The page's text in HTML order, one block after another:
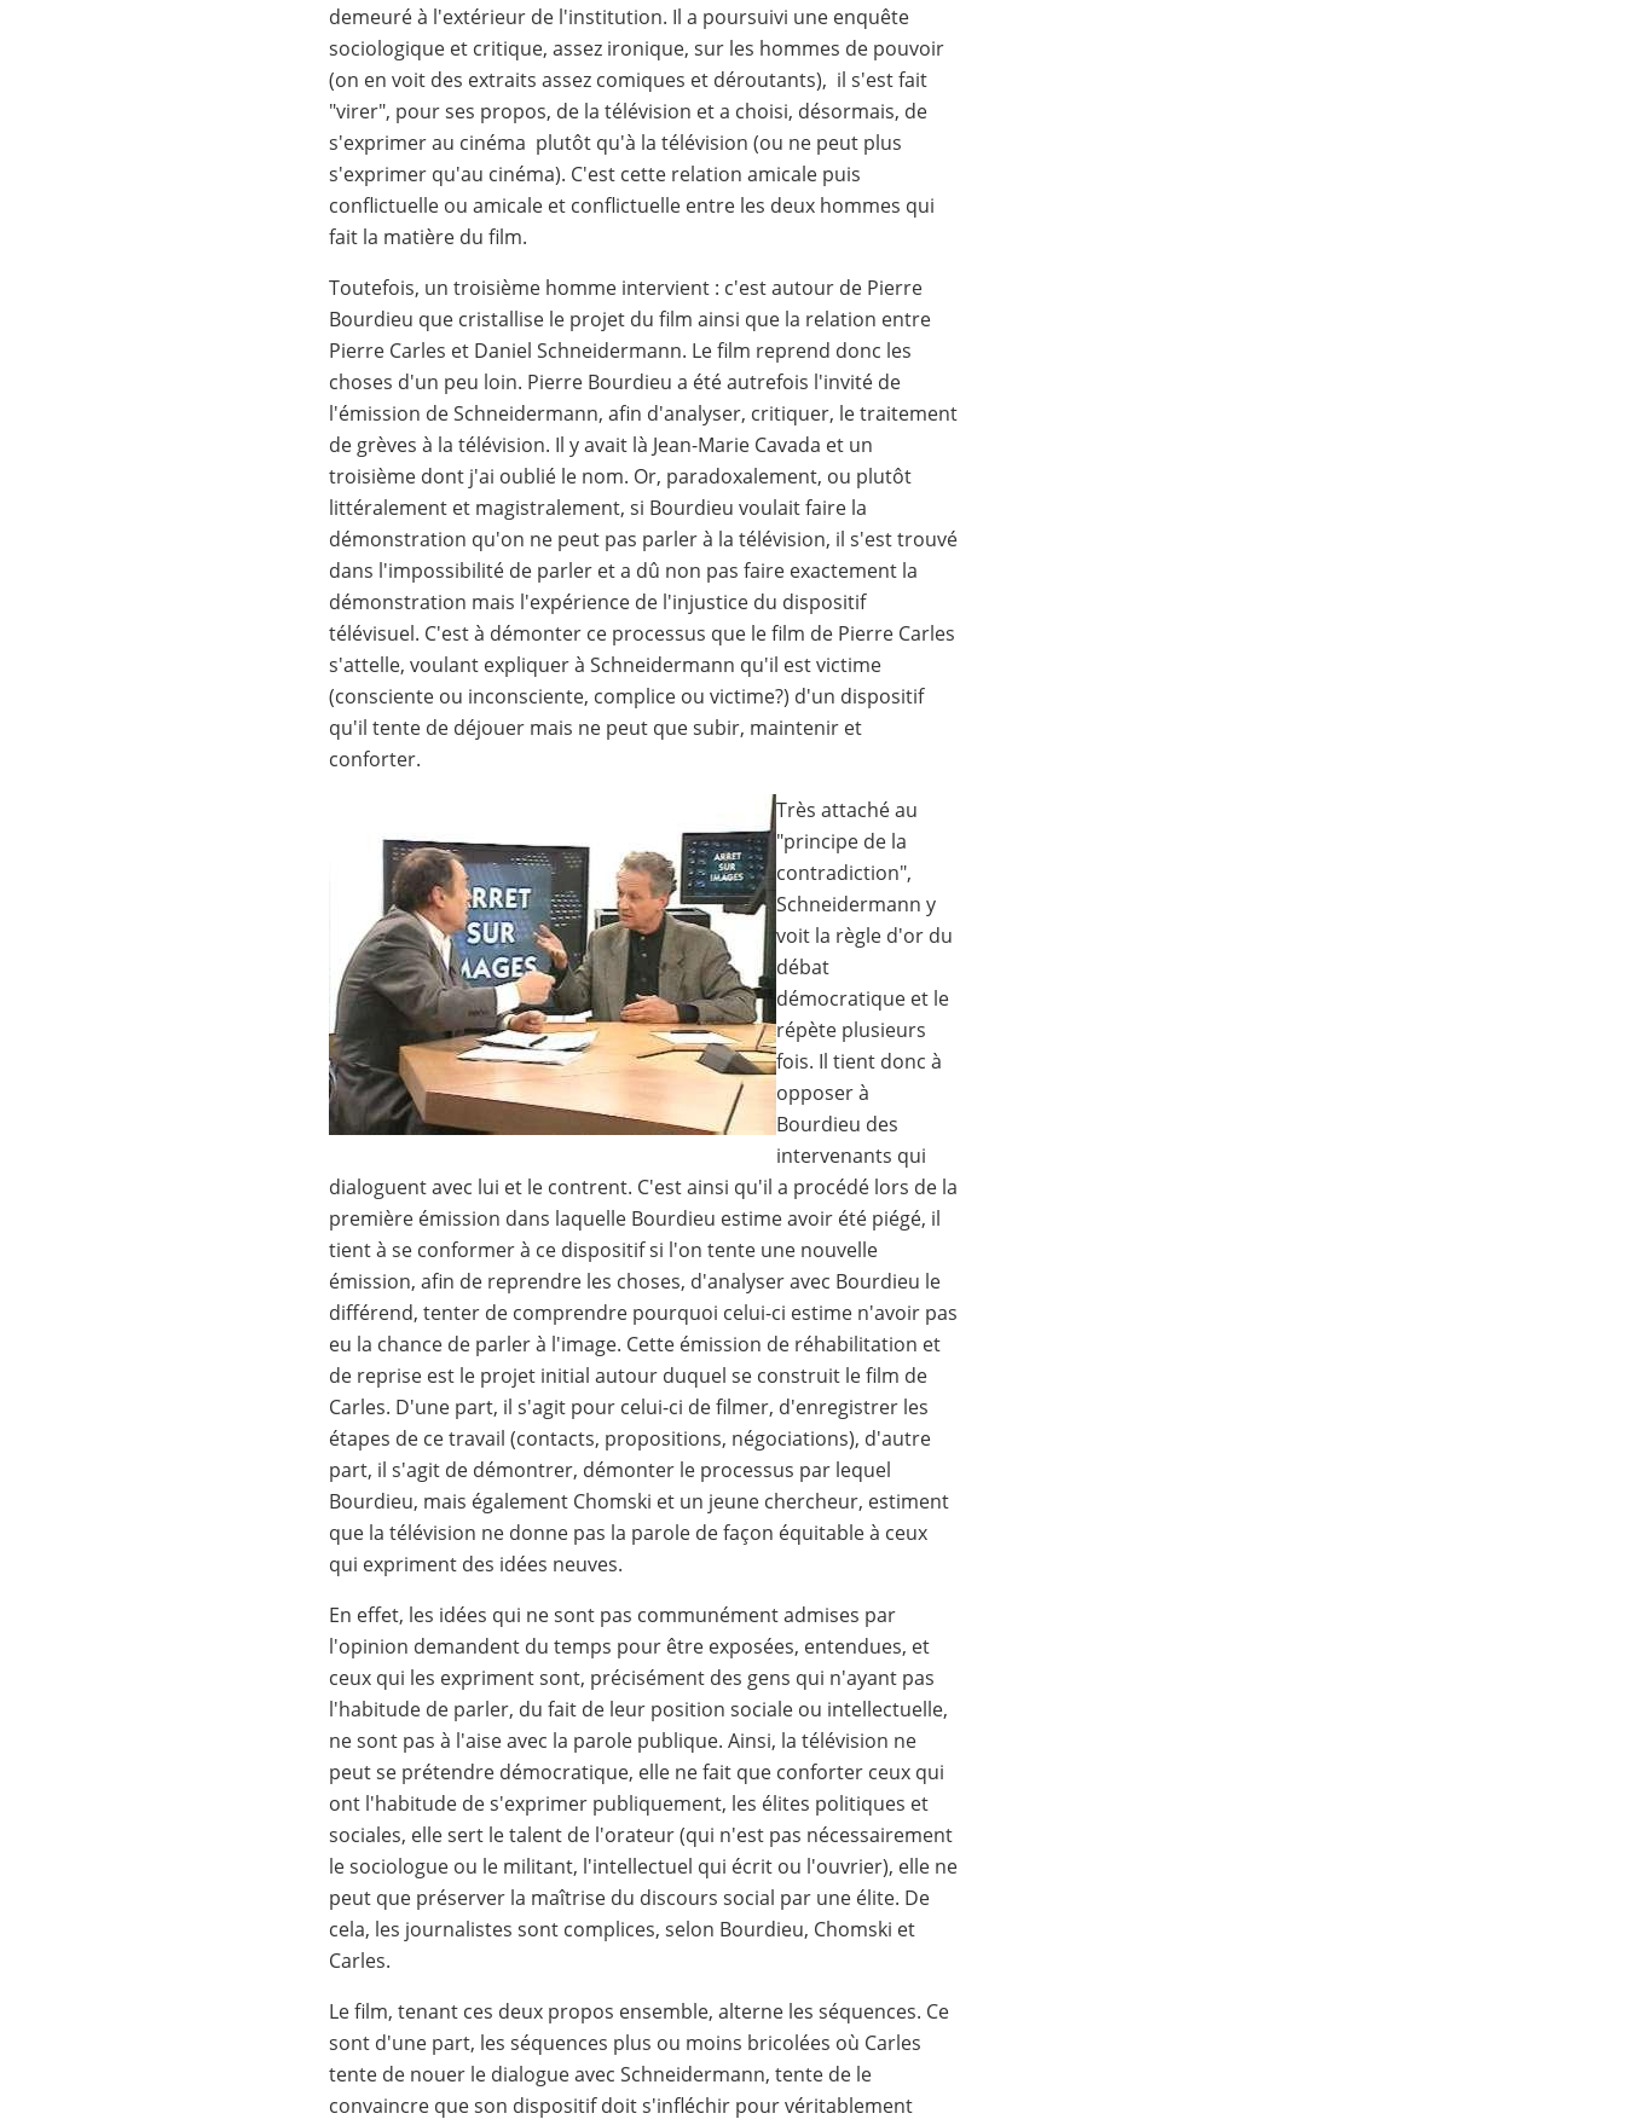
demeuré à l'extérieur de l'institution. Il a poursuivi une enquête
sociologique et critique, assez ironique, sur les hommes de pouvoir
(on en voit des extraits assez comiques et déroutants), il s'est fait
"virer", pour ses propos, de la télévision et a choisi, désormais, de
s'exprimer au cinéma plutôt qu'à la télévision (ou ne peut plus
s'exprimer qu'au cinéma). C'est cette relation amicale puis
conflictuelle ou amicale et conflictuelle entre les deux hommes qui
fait la matière du film.
Toutefois, un troisième homme intervient : c'est autour de Pierre
Bourdieu que cristallise le projet du film ainsi que la relation entre
Pierre Carles et Daniel Schneidermann. Le film reprend donc les
choses d'un peu loin. Pierre Bourdieu a été autrefois l'invité de
l'émission de Schneidermann, afin d'analyser, critiquer, le traitement
de grèves à la télévision. Il y avait là Jean-Marie Cavada et un
troisième dont j'ai oublié le nom. Or, paradoxalement, ou plutôt
littéralement et magistralement, si Bourdieu voulait faire la
démonstration qu'on ne peut pas parler à la télévision, il s'est trouvé
dans l'impossibilité de parler et a dû non pas faire exactement la
démonstration mais l'expérience de l'injustice du dispositif
télévisuel. C'est à démonter ce processus que le film de Pierre Carles
s'attelle, voulant expliquer à Schneidermann qu'il est victime
(consciente ou inconsciente, complice ou victime?) d'un dispositif
qu'il tente de déjouer mais ne peut que subir, maintenir et
conforter.
Très attaché au
"principe de la
contradiction",
Schneidermann y
voit la règle d'or du
débat
démocratique et le
répète plusieurs
fois. Il tient donc à
opposer à
Bourdieu des
intervenants qui
dialoguent avec lui et le contrent. C'est ainsi qu'il a procédé lors de la
première émission dans laquelle Bourdieu estime avoir été piégé, il
tient à se conformer à ce dispositif si l'on tente une nouvelle
émission, afin de reprendre les choses, d'analyser avec Bourdieu le
différend, tenter de comprendre pourquoi celui-ci estime n'avoir pas
eu la chance de parler à l'image. Cette émission de réhabilitation et
de reprise est le projet initial autour duquel se construit le film de
Carles. D'une part, il s'agit pour celui-ci de filmer, d'enregistrer les
étapes de ce travail (contacts, propositions, négociations), d'autre
part, il s'agit de démontrer, démonter le processus par lequel
Bourdieu, mais également Chomski et un jeune chercheur, estiment
que la télévision ne donne pas la parole de façon équitable à ceux
qui expriment des idées neuves.
En effet, les idées qui ne sont pas communément admises par
l'opinion demandent du temps pour être exposées, entendues, et
ceux qui les expriment sont, précisément des gens qui n'ayant pas
l'habitude de parler, du fait de leur position sociale ou intellectuelle,
ne sont pas à l'aise avec la parole publique. Ainsi, la télévision ne
peut se prétendre démocratique, elle ne fait que conforter ceux qui
ont l'habitude de s'exprimer publiquement, les élites politiques et
sociales, elle sert le talent de l'orateur (qui n'est pas nécessairement
le sociologue ou le militant, l'intellectuel qui écrit ou l'ouvrier), elle ne
peut que préserver la maîtrise du discours social par une élite. De
cela, les journalistes sont complices, selon Bourdieu, Chomski et
Carles.
Le film, tenant ces deux propos ensemble, alterne les séquences. Ce
sont d'une part, les séquences plus ou moins bricolées où Carles
tente de nouer le dialogue avec Schneidermann, tente de le
convaincre que son dispositif doit s'infléchir pour véritablement